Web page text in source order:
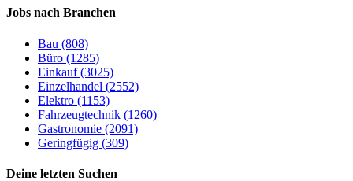
Jobs nach Branchen
Bau (808)
Büro (1285)
Einkauf (3025)
Einzelhandel (2552)
Elektro (1153)
Fahrzeugtechnik (1260)
Gastronomie (2091)
Geringfügig (309)
Deine letzten Suchen